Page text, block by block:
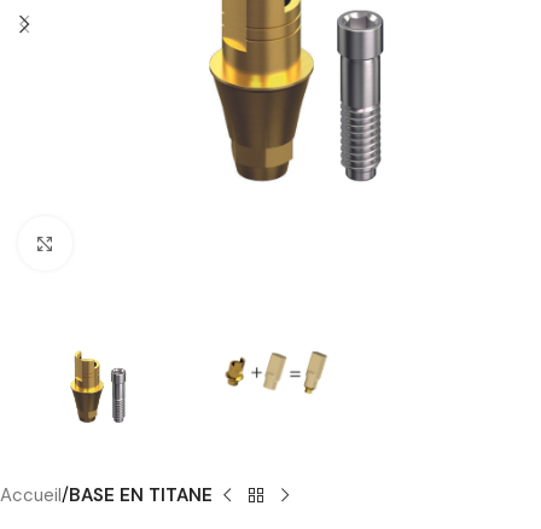
Accueil BASE EN TITANE